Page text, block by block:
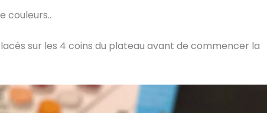
couleurs..
sur les 4 coins du plateau avant de commencer la